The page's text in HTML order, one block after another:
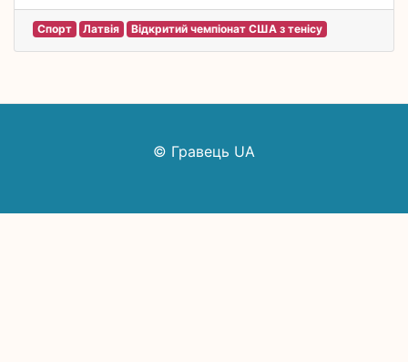
Спорт Латвія Відкритий чемпіонат США з тенісу
© Гравець UA